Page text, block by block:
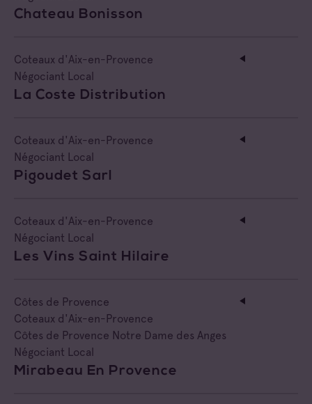
Chateau Bonisson
Coteaux d'Aix-en-Provence
Négociant Local
La Coste Distribution
Coteaux d'Aix-en-Provence
Négociant Local
Pigoudet Sarl
Coteaux d'Aix-en-Provence
Négociant Local
Les Vins Saint Hilaire
Côtes de Provence
Coteaux d'Aix-en-Provence
Côtes de Provence Notre Dame des Anges
Négociant Local
Mirabeau En Provence